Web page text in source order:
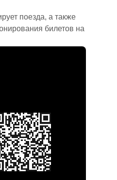
поезда, а также
билетов на